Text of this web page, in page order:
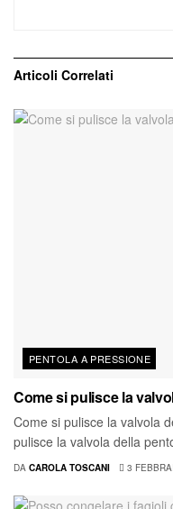
Articoli Correlati
PENTOLA A PRESSIONE
Come si pulisce la
Come si pulisce la valvola
pulisce la valvola della
DA CAROLA TOSCANI 3